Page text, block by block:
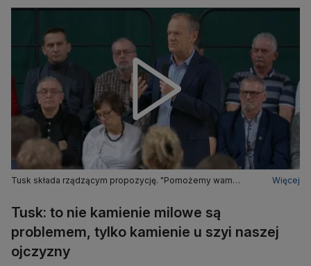
Tusk składa rządzącym propozycję. "Pomożemy wam
Więcej
Tusk: to nie kamienie milowe są
problemem, tylko kamienie u szyi naszej
ojczyzny